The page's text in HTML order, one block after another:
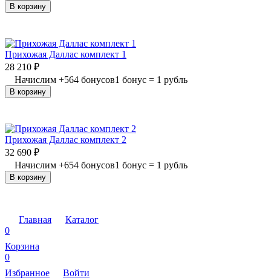
В корзину
Прихожая Даллас комплект 1
28 210 ₽
Начислим +564 бонусов1 бонус = 1 рубль
В корзину
Прихожая Даллас комплект 2
32 690 ₽
Начислим +654 бонусов1 бонус = 1 рубль
В корзину
Главная
Каталог
0
Корзина
0
Избранное
Войти